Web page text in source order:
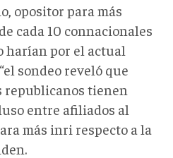
opositor para más
cada 10 connacionales
harían por el actual
sondeo reveló que
republicanos tienen
entre afiliados al
más inri respecto a la